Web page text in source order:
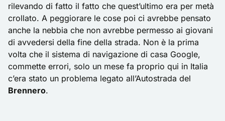
rilevando di fatto il fatto che quest’ultimo era per metà
crollato. A peggiorare le cose poi ci avrebbe pensato
anche la nebbia che non avrebbe permesso ai giovani
di avvedersi della fine della strada. Non è la prima
volta che il sistema di navigazione di casa Google,
commette errori, solo un mese fa proprio qui in Italia
c’era stato un problema legato all’Autostrada del
Brennero.